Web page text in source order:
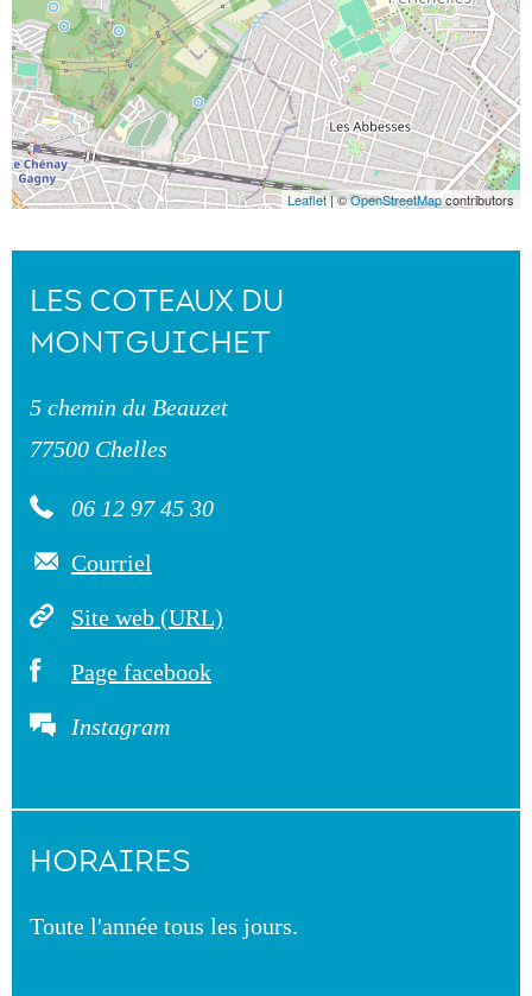
Leaflet| ©OpenStreetMapcontributors
LES COTEAUX DU
MONTGUICHET
5 chemin du Beauzet
77500 Chelles
06 12 97 45 30
Courriel
Site web (URL)
Page facebook
Instagram
HORAIRES
Toute l'année tous les jours.